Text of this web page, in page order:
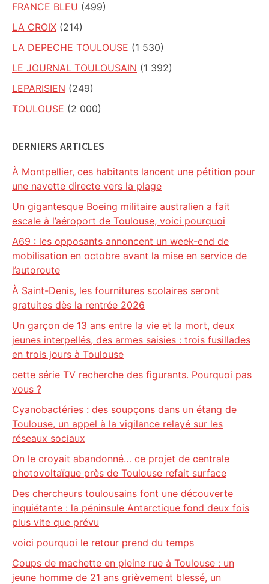
FRANCE BLEU (499)
LA CROIX (214)
LA DEPECHE TOULOUSE (1 530)
LE JOURNAL TOULOUSAIN (1 392)
LEPARISIEN (249)
TOULOUSE (2 000)
DERNIERS ARTICLES
À Montpellier, ces habitants lancent une pétition pour
une navette directe vers la plage
Un gigantesque Boeing militaire australien a fait
escale à l’aéroport de Toulouse, voici pourquoi
A69 : les opposants annoncent un week-end de
mobilisation en octobre avant la mise en service de
l’autoroute
À Saint-Denis, les fournitures scolaires seront
gratuites dès la rentrée 2026
Un garçon de 13 ans entre la vie et la mort, deux
jeunes interpellés, des armes saisies : trois fusillades
en trois jours à Toulouse
cette série TV recherche des figurants. Pourquoi pas
vous ?
Cyanobactéries : des soupçons dans un étang de
Toulouse, un appel à la vigilance relayé sur les
réseaux sociaux
On le croyait abandonné… ce projet de centrale
photovoltaïque près de Toulouse refait surface
Des chercheurs toulousains font une découverte
inquiétante : la péninsule Antarctique fond deux fois
plus vite que prévu
voici pourquoi le retour prend du temps
Coups de machette en pleine rue à Toulouse : un
jeune homme de 21 ans grièvement blessé, un